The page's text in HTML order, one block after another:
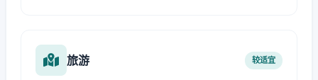
旅游 较适宜